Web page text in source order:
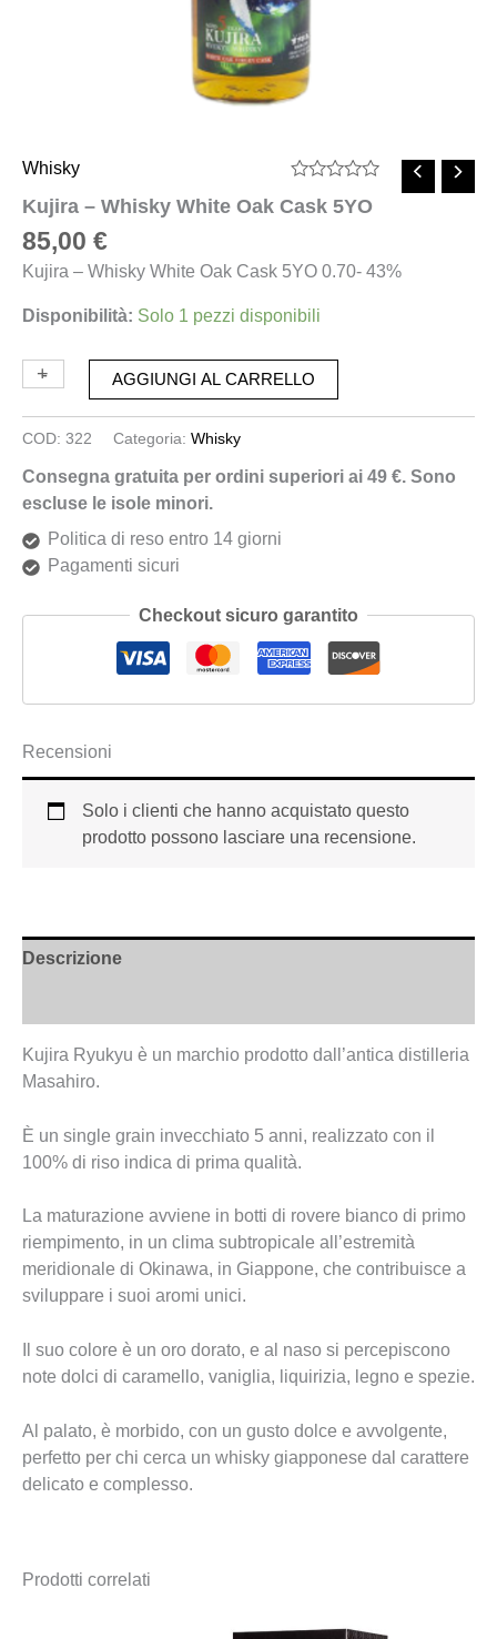
0
Whisky
Kujira – Whisky White Oak Cask 5YO
85,00 €
Kujira – Whisky White Oak Cask 5YO 0.70- 43%
Disponibilità: Solo 1 pezzi disponibili
-
+ AGGIUNGI AL CARRELLO
COD: 322 Categoria: Whisky
Consegna gratuita per ordini superiori ai 49 €. Sono
escluse le isole minori.
Politica di reso entro 14 giorni
Pagamenti sicuri
Checkout sicuro garantito
Recensioni
Solo i clienti che hanno acquistato questo
prodotto possono lasciare una recensione.
Descrizione
Kujira Ryukyu è un marchio prodotto dall’antica distilleria
Masahiro.
È un single grain invecchiato 5 anni, realizzato con il
100% di riso indica di prima qualità.
La maturazione avviene in botti di rovere bianco di primo
riempimento, in un clima subtropicale all’estremità
meridionale di Okinawa, in Giappone, che contribuisce a
sviluppare i suoi aromi unici.
Il suo colore è un oro dorato, e al naso si percepiscono
note dolci di caramello, vaniglia, liquirizia, legno e spezie.
Al palato, è morbido, con un gusto dolce e avvolgente,
perfetto per chi cerca un whisky giapponese dal carattere
delicato e complesso.
Prodotti correlati